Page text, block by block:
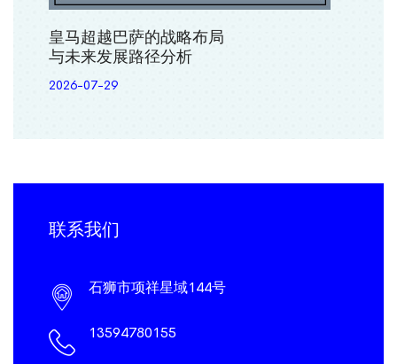
皇马超越巴萨的战略布局
与未来发展路径分析
2026-07-29
联系我们
石狮市项祥星域144号
13594780155